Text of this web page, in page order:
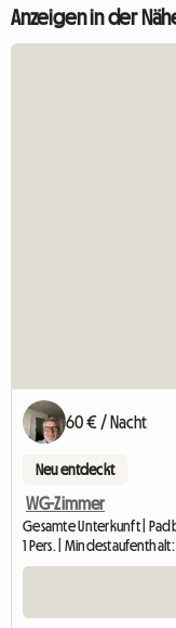
Anzeigen in der
60 € / Nacht
Neu entdeckt
WG-Zimmer
Gesamte Unterkunft |
1 Pers. |